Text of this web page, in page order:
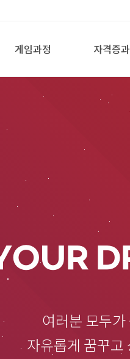
게임과정 자격증
여러분 모두
자유롭게 꿈꾸고